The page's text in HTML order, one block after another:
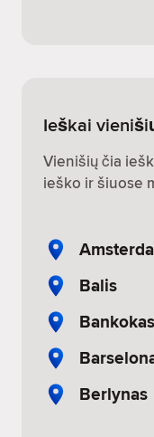
Ieškai
Vienišių čia
ieško ir šiuose
Balis
Bankokas
Berlynas